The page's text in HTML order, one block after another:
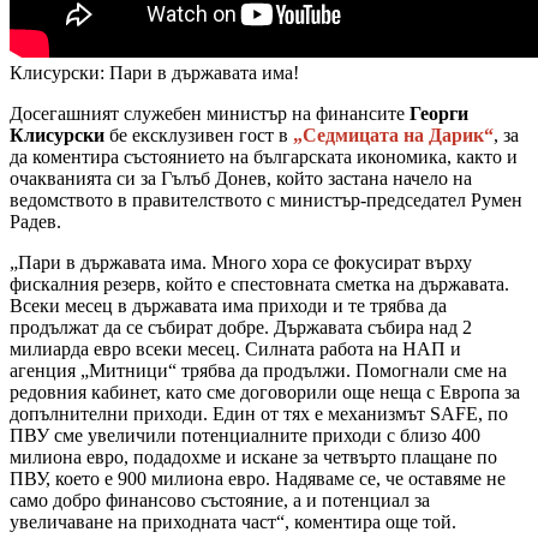
Клисурски: Пари в държавата има!
Досегашният служебен министър на финансите Георги
Клисурски бе ексклузивен гост в „Седмицата на Дарик“, за
да коментира състоянието на българската икономика, както и
очакванията си за Гълъб Донев, който застана начело на
ведомството в правителството с министър-председател Румен
Радев.
„Пари в държавата има. Много хора се фокусират върху
фискалния резерв, който е спестовната сметка на държавата.
Всеки месец в държавата има приходи и те трябва да
продължат да се събират добре. Държавата събира над 2
милиарда евро всеки месец. Силната работа на НАП и
агенция „Митници“ трябва да продължи. Помогнали сме на
редовния кабинет, като сме договорили още неща с Европа за
допълнителни приходи. Един от тях е механизмът SAFE, по
ПВУ сме увеличили потенциалните приходи с близо 400
милиона евро, подадохме и искане за четвърто плащане по
ПВУ, което е 900 милиона евро. Надяваме се, че оставяме не
само добро финансово състояние, а и потенциал за
увеличаване на приходната част“, коментира още той.